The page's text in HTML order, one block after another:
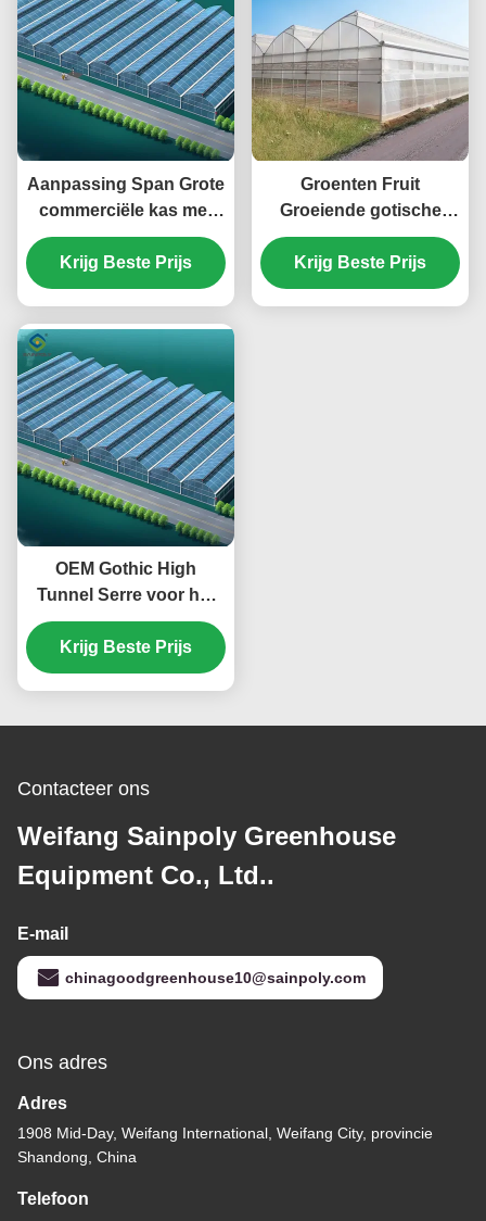
Aanpassing Span Grote
commerciële kas met
een enkel PE-laag
Frame 4m hoogte
Krijg Beste Prijs
Groenten Fruit
Groeiende gotische
vorm Kas PO PEP
Plastic film bedekking
Krijg Beste Prijs
OEM Gothic High
Tunnel Serre voor het
planten van Tomaten en
Aardbeien
Krijg Beste Prijs
Contacteer ons
Weifang Sainpoly Greenhouse
Equipment Co., Ltd..
E-mail
chinagoodgreenhouse10@sainpoly.com
Ons adres
Adres
1908 Mid-Day, Weifang International, Weifang City, provincie
Shandong, China
Telefoon